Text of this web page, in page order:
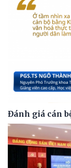
Đánh giá cán